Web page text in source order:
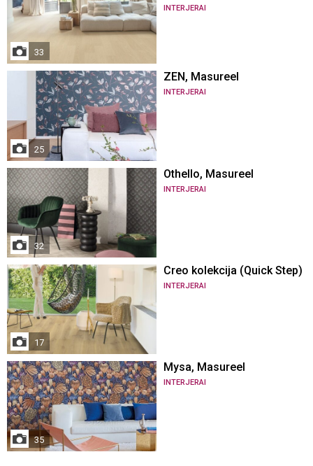
33
INTERJERAI
25
ZEN, Masureel
INTERJERAI
32
Othello, Masureel
INTERJERAI
17
Creo kolekcija (Quick Step)
INTERJERAI
35
Mysa, Masureel
INTERJERAI